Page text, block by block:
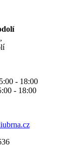
- 18:00
- 18:00